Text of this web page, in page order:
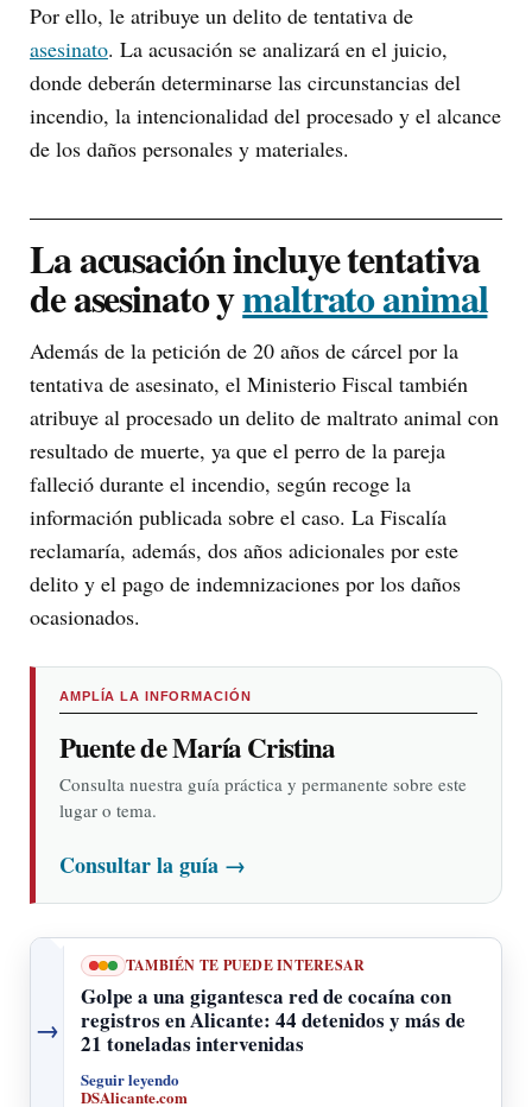
Por ello, le atribuye un delito de tentativa de
asesinato. La acusación se analizará en el juicio,
donde deberán determinarse las circunstancias del
incendio, la intencionalidad del procesado y el alcance
de los daños personales y materiales.
La acusación incluye tentativa
de asesinato ymaltrato animal
Además de la petición de 20 años de cárcel por la
tentativa de asesinato, el Ministerio Fiscal también
atribuye al procesado un delito de maltrato animal con
resultado de muerte, ya que el perro de la pareja
falleció durante el incendio, según recoge la
información publicada sobre el caso. La Fiscalía
reclamaría, además, dos años adicionales por este
delito y el pago de indemnizaciones por los daños
ocasionados.
AMPLÍA LA INFORMACIÓN
Puente de María Cristina
Consulta nuestra guía práctica y permanente sobre este
lugar o tema.
Consultar la guía →
→
TAMBIÉN TE PUEDE INTERESAR
Golpe a una gigantesca red de cocaína con
registros en Alicante: 44 detenidos y más de
21 toneladas intervenidas
Seguir leyendo
DSAlicante.com